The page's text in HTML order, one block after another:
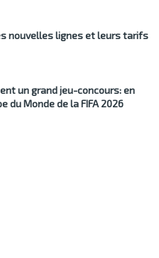
nouvelles lignes et leurs tarifs
un grand jeu-concours: en
du Monde de la FIFA 2026